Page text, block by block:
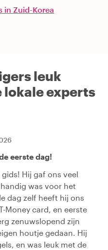
in Zuid-Korea
leuk
lokale experts
eerste dag!
Hij gaf ons veel
was voor het
dag zelf heeft hij ons
Money card, en eerste
zenuwslopend zijn
houtje gedaan. Hij
en was leuk met de